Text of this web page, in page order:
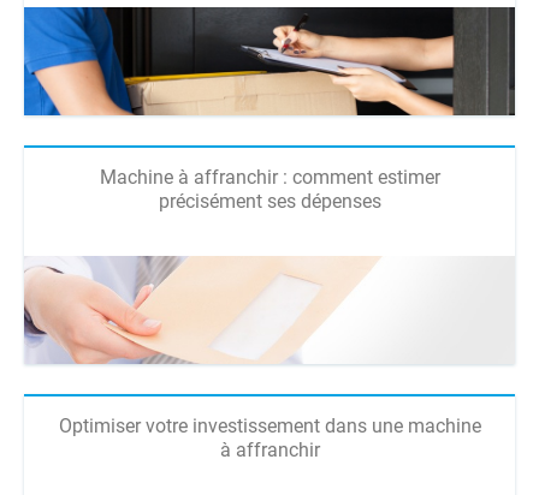
Machine à affranchir : comment estimer
précisément ses dépenses
Optimiser votre investissement dans une machine
à affranchir